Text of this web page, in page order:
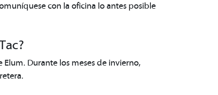
con la oficina lo antes posible
Durante los meses de invierno,